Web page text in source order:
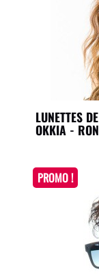
LUNETTES
OKKIA -
PROMO !